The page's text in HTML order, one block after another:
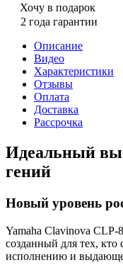
Хочу в подарок
2 года гарантии
Описание
Видео
Характеристики
Отзывы
Оплата
Доставка
Рассрочка
Идеальный
гений
Новый уровень
Yamaha Clavinova CLP-
созданный для тех, кто
исполнению и